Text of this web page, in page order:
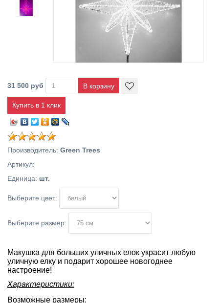
31 500 руб
Купить в 1 клик
Производитель: Green Trees
Артикул:
Единица: шт.
Выберите цвет:
Выберите размер:
Макушка для больших уличных елок украсит любую
уличную елку и подарит хорошее новогоднее
настроение!
Характеристики:
Возможные размеры: